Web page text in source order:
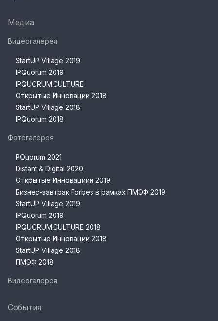
Медиа
Видеогалерея
StartUP Village 2019
IPQuorum 2019
IPQUORUM.CULTURE
Открытые Инновации 2018
StartUP Village 2018
IPQuorum 2018
Фотогалерея
PQuorum 2021
Distant & Digital 2020
Открытые Инновациии 2019
Бизнес-завтрак Forbes в рамках ПМЭФ 2019
StartUP Village 2019
IPQuorum 2019
IPQUORUM.CULTURE 2018
Открытые Инновации 2018
StartUP Village 2018
ПМЭФ 2018
Видеогалерея
События